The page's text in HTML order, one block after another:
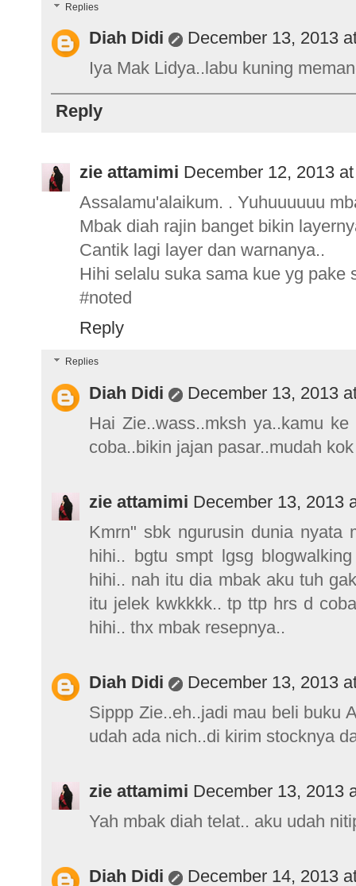
Replies
Diah Didi
December 13, 2013
Iya Mak Lidya..labu kuning
Reply
zie attamimi December 12, 2013
Assalamu'alaikum. . Yuhuuuuuu
Mbak diah rajin banget bikin
Cantik lagi layer dan warnanya..
Hihi selalu suka sama kue yg pake
#noted
Reply
Replies
Diah Didi
December 13, 2013
Hai Zie..wass..mksh ya..kamu
coba..bikin jajan pasar..mudah
zie attamimi December 13, 2013
Kmrn" sbk ngurusin dunia nyata
hihi.. bgtu smpt lgsg
hihi.. nah itu dia mbak aku tuh
itu jelek kwkkkk.. tp ttp hrs d
hihi.. thx mbak resepnya..
Diah Didi
December 13, 2013
Sippp Zie..eh..jadi mau beli buku
udah ada nich..di kirim stocknya
zie attamimi December 13, 2013
Yah mbak diah telat.. aku udah
Diah Didi December 14, 2013